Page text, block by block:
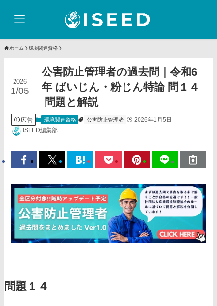
ホーム 環境関連資格
公害防止管理者の過去問｜令和6
年 ばいじん・粉じん特論 問１４
問題と解説
2026
1/05
広告 環境関連資格 公害防止管理者
2026年1月5日
ISEED編集部
問題１４